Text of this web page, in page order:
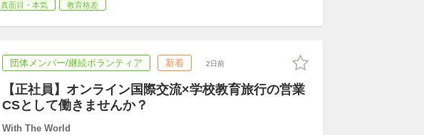
真面目・本気 教育格差
団体メンバー/継続ボランティア 新着 2日前
【正社員】オンライン国際交流×学校教育旅行の営業
CSとして働きませんか？
With The World